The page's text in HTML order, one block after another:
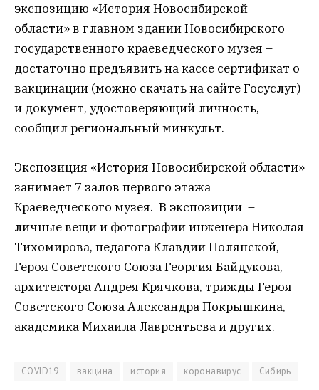
экспозицию «История Новосибирской
области» в главном здании Новосибирского
государственного краеведческого музея –
достаточно предъявить на кассе сертификат о
вакцинации (можно скачать на сайте Госуслуг)
и документ, удостоверяющий личность,
сообщил региональный минкульт.
Экспозиция «История Новосибирской области»
занимает 7 залов первого этажа
Краеведческого музея. В экспозиции –
личные вещи и фотографии инженера Николая
Тихомирова, педагога Клавдии Полянской,
Героя Советского Союза Георгия Байдукова,
архитектора Андрея Крячкова, трижды Героя
Советского Союза Александра Покрышкина,
академика Михаила Лаврентьева и других.
COVID19 вакцина история коронавирус Сибирь